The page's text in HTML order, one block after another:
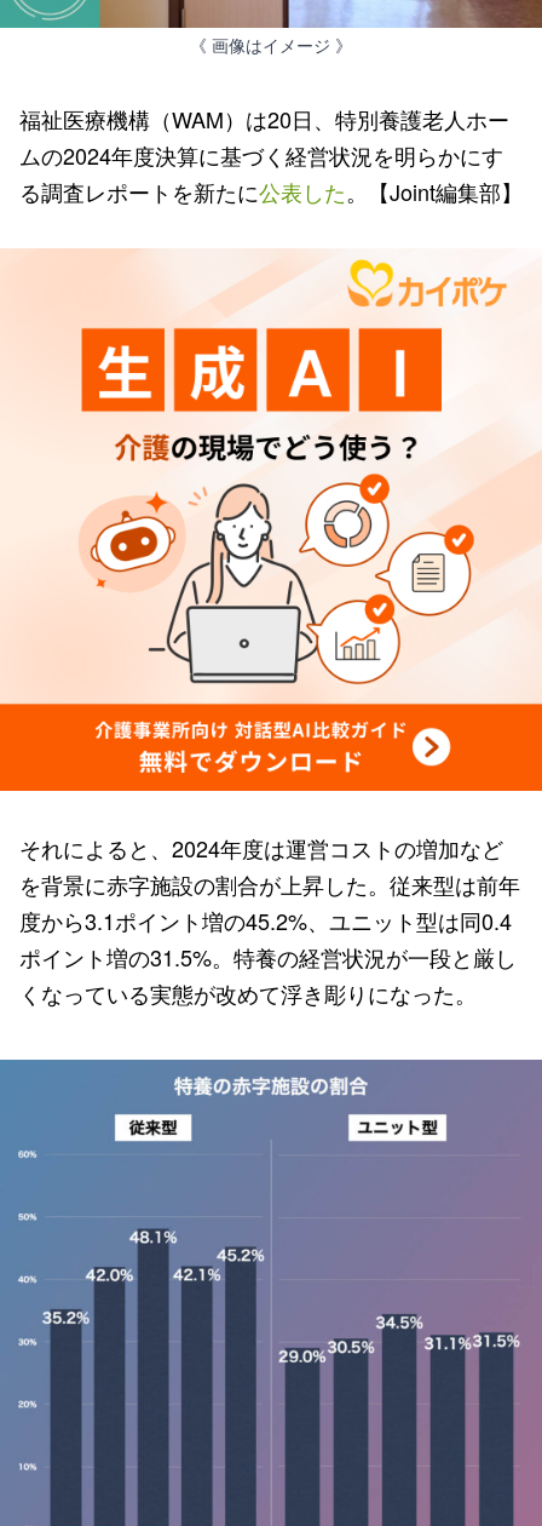
《 画像はイメージ 》
福祉医療機構（WAM）は20日、特別養護老人ホー
ムの2024年度決算に基づく経営状況を明らかにす
る調査レポートを新たに公表した。【Joint編集部】
それによると、2024年度は運営コストの増加など
を背景に赤字施設の割合が上昇した。従来型は前年
度から3.1ポイント増の45.2%、ユニット型は同0.4
ポイント増の31.5%。特養の経営状況が一段と厳し
くなっている実態が改めて浮き彫りになった。